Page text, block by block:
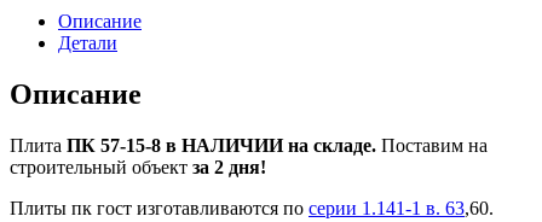
Описание
Детали
Описание
Плита ПК 57-15-8 в НАЛИЧИИ на складе. Поставим на
строительный объект за 2 дня!
Плиты пк гост изготавливаются по серии 1.141-1 в. 63,60.